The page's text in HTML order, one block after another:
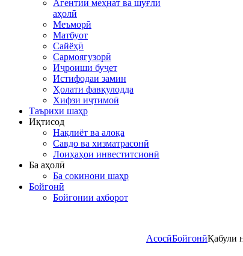
Агентии меҳнат ва шуғли
аҳолӣ
Меъморӣ
Матбуот
Сайёҳӣ
Сармоягузорӣ
Иҷроиши буҷет
Истифодаи замин
Ҳолати фавқулодда
Хифзи иҷтимоӣ
Таърихи шаҳр
Иқтисод
Нақлиёт ва алоқа
Савдо ва хизматрасонӣ
Лоиҳаҳои инвеститсионӣ
Ба аҳолӣ
Ба сокинони шаҳр
Бойгонӣ
Бойгонии ахборот
АсосӣБойгонӣҚабули